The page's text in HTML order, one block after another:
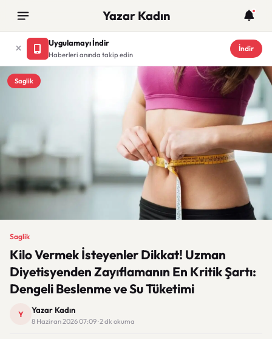
Yazar Kadın
Uygulamayı İndir
Haberleri anında takip edin
İndir
Saglik
Saglik
Kilo Vermek İsteyenler Dikkat! Uzman
Diyetisyenden Zayıflamanın En Kritik Şartı:
Dengeli Beslenme ve Su Tüketimi
Y Yazar Kadın
8 Haziran 2026 07:09 · 2 dk okuma